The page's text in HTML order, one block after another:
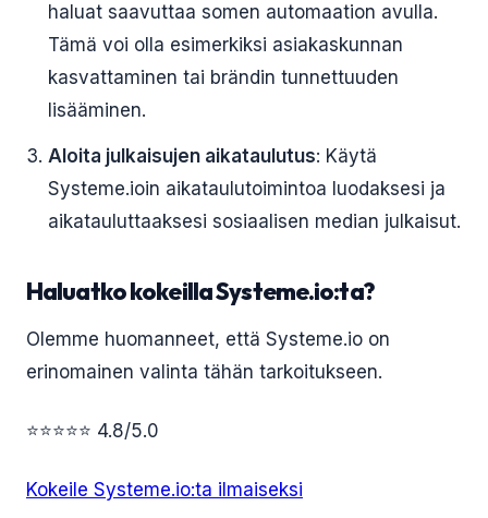
haluat saavuttaa somen automaation avulla.
Tämä voi olla esimerkiksi asiakaskunnan
kasvattaminen tai brändin tunnettuuden
lisääminen.
Aloita julkaisujen aikataulutus: Käytä
Systeme.ioin aikataulutoimintoa luodaksesi ja
aikatauluttaaksesi sosiaalisen median julkaisut.
Haluatko kokeilla Systeme.io:ta?
Olemme huomanneet, että Systeme.io on
erinomainen valinta tähän tarkoitukseen.
⭐⭐⭐⭐⭐ 4.8/5.0
Kokeile Systeme.io:ta ilmaiseksi